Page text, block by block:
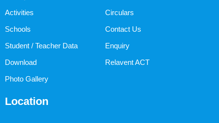
Activities
Schools
Student / Teacher Data
Download
Photo Gallery
Circulars
Contact Us
Enquiry
Relavent ACT
Location